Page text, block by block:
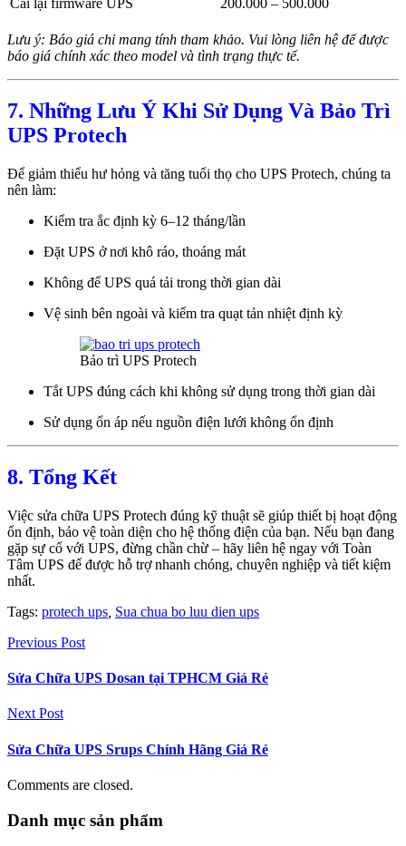
Cài lại firmware UPS
200.000 – 500.000
Lưu ý: Báo giá chỉ mang tính tham khảo. Vui lòng liên hệ để được
báo giá chính xác theo model và tình trạng thực tế.
7. Những Lưu Ý Khi Sử Dụng Và Bảo Trì
UPS Protech
Để giảm thiểu hư hỏng và tăng tuổi thọ cho UPS Protech, chúng ta
nên làm:
Kiểm tra ắc định kỳ 6–12 tháng/lần
Đặt UPS ở nơi khô ráo, thoáng mát
Không để UPS quá tải trong thời gian dài
Vệ sinh bên ngoài và kiểm tra quạt tản nhiệt định kỳ
Bảo trì UPS Protech
Tắt UPS đúng cách khi không sử dụng trong thời gian dài
Sử dụng ổn áp nếu nguồn điện lưới không ổn định
8. Tổng Kết
Việc sửa chữa UPS Protech đúng kỹ thuật sẽ giúp thiết bị hoạt động
ổn định, bảo vệ toàn diện cho hệ thống điện của bạn. Nếu bạn đang
gặp sự cố với UPS, đừng chần chừ – hãy liên hệ ngay với Toàn
Tâm UPS để được hỗ trợ nhanh chóng, chuyên nghiệp và tiết kiệm
nhất.
Tags: protech ups Sua chua bo luu dien ups
Previous Post
Sửa Chữa UPS Dosan tại TPHCM Giá Rẻ
Next Post
Sửa Chữa UPS Srups Chính Hãng Giá Rẻ
Comments are closed.
Danh mục sản phẩm